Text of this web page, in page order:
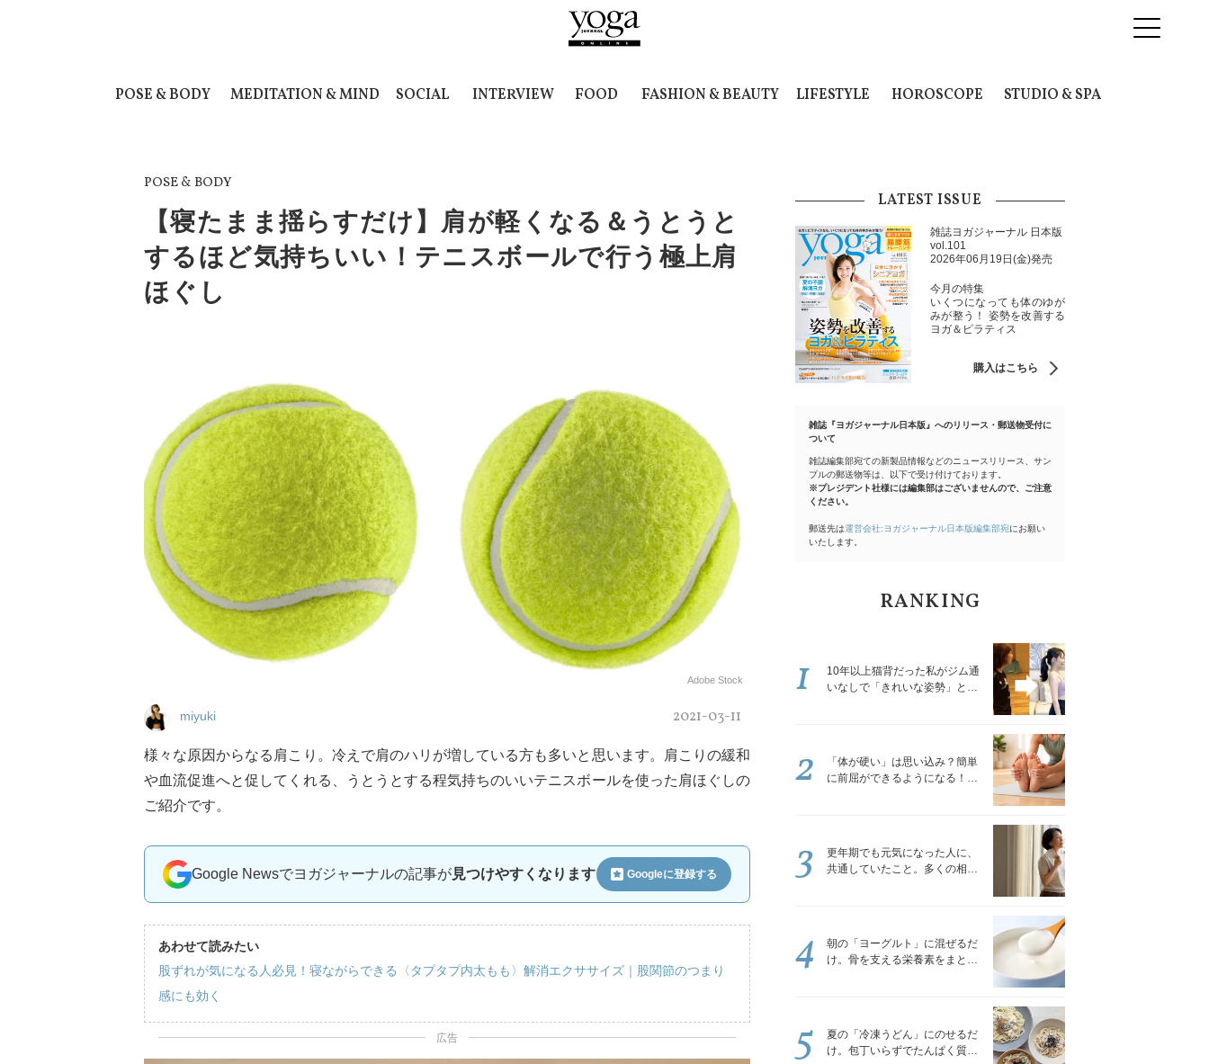
POSE & BODY MEDITATION & MIND SOCIAL INTERVIEW FOOD FASHION & BEAUTY LIFESTYLE HOROSCOPE STUDIO & SPA
POSE & BODY
【寝たまま揺らすだけ】肩が軽くなる＆うとうと
するほど気持ちいい！テニスボールで行う極上肩
ほぐし
Adobe Stock
miyuki 2021-03-11
様々な原因からなる肩こり。冷えで肩のハリが増している方も多いと思います。肩こりの緩和
や血流促進へと促してくれる、うとうとする程気持ちのいいテニスボールを使った肩ほぐしの
ご紹介です。
Google Newsでヨガジャーナルの記事が見つけやすくなります Googleに登録する
あわせて読みたい
股ずれが気になる人必見！寝ながらできる〈タプタプ内太もも〉解消エクササイズ｜股関節のつまり
感にも効く
広告
LATEST ISSUE
雑誌ヨガジャーナル 日本版
vol.101
2026年06月19日(金)発売
今月の特集
いくつになっても体のゆが
みが整う！ 姿勢を改善する
ヨガ＆ピラティス
購入はこちら
雑誌『ヨガジャーナル日本版』へのリリース・郵送物受付に
ついて
雑誌編集部宛ての新製品情報などのニュースリリース、サン
プルの郵送物等は、以下で受け付けております。
※プレジデント社様には編集部はございませんので、ご注意
ください。
郵送先は運営会社:ヨガジャーナル日本版編集部宛にお願い
いたします。
RANKING
10年以上猫背だった私がジム通
いなしで「きれいな姿勢」と褒
1
「体が硬い」は思い込み？簡単
に前屈ができるようになる！腿
2
更年期でも元気になった人に、
共通していたこと。多くの相談
3
朝の「ヨーグルト」に混ぜるだ
け。骨を支える栄養素をまとめ
4
夏の「冷凍うどん」にのせるだ
け。包丁いらずでたんぱく質を
5